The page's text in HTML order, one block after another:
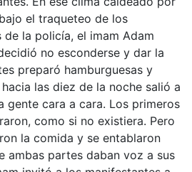
el traqueteo de los
la policía, el imam Adam
no esconderse y dar la
preparó hamburguesas y
las diez de la noche salió a
gente cara a cara. Los primeros
como si no existiera. Pero
la comida y se entablaron
ambas partes daban voz a sus